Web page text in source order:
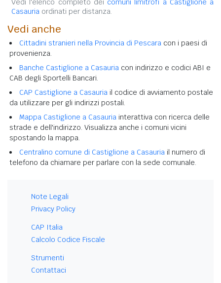
Vedi l'elenco completo dei comuni limitrofi a Castiglione a
Casauria ordinati per distanza.
Vedi anche
Cittadini stranieri nella Provincia di Pescara con i paesi di
provenienza.
Banche Castiglione a Casauria con indirizzo e codici ABI e
CAB degli Sportelli Bancari.
CAP Castiglione a Casauria il codice di avviamento postale
da utilizzare per gli indirizzi postali.
Mappa Castiglione a Casauria interattiva con ricerca delle
strade e dell'indirizzo. Visualizza anche i comuni vicini
spostando la mappa.
Centralino comune di Castiglione a Casauria il numero di
telefono da chiamare per parlare con la sede comunale.
Note Legali
Privacy Policy
CAP Italia
Calcolo Codice Fiscale
Strumenti
Contattaci